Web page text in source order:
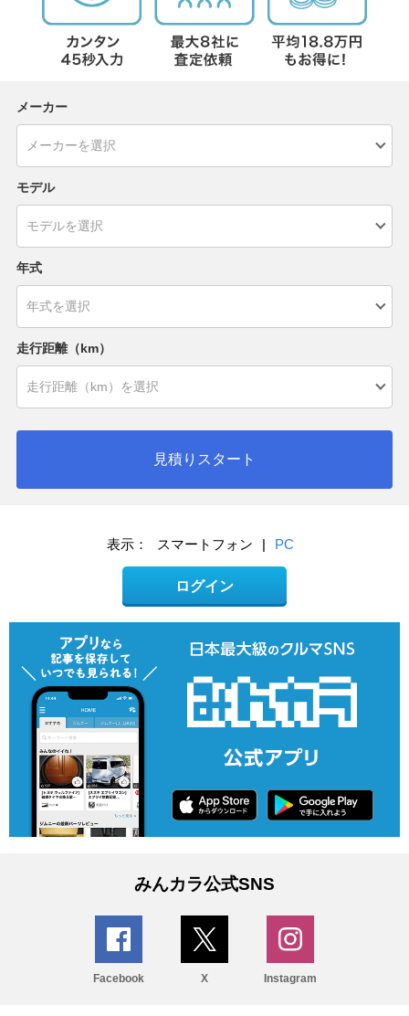
メーカー
モデル
年式
走行距離（km）
見積りスタート
表示： スマートフォン | PC
ログイン
みんカラ公式SNS
Facebook X Instagram